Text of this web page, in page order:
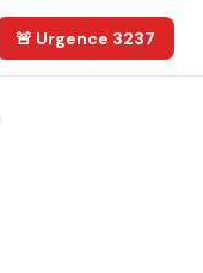
🚨 Urgence 3237